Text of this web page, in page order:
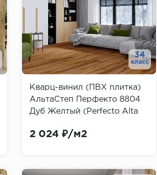
34
класс
Кварц-винил (ПВХ плитка)
АльтаСтеп Перфекто 8804
Дуб Желтый (Perfecto Alta
2 024 ₽/м2